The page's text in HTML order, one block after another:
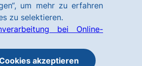
um mehr zu erfahren
zu selektieren.
bei Online-
akzeptieren